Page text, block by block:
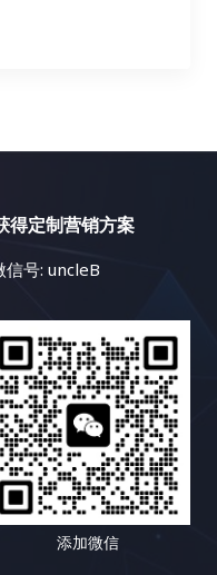
广等方面进行介
得定制营销方案
信号: uncleB
添加微信